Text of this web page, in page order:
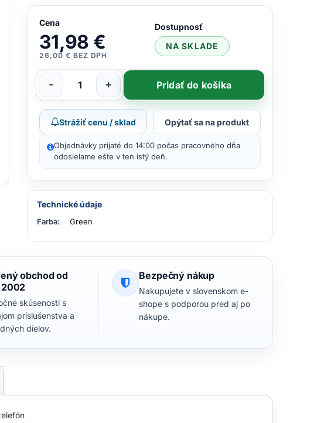
Cena
31,98 €
26,00 € BEZ DPH
Dostupnosť
NA SKLADE
- + Pridať do košíka
Strážiť cenu / sklad Opýtať sa na produkt
Objednávky prijaté do 14:00 počas pracovného dňa
odosielame ešte v ten istý deň.
Technické údaje
Farba: Green
obchod od
skúsenosti s
príslušenstva a
dielov.
Bezpečný nákup
Nakupujete v slovenskom e-
shope s podporou pred aj po
nákupe.